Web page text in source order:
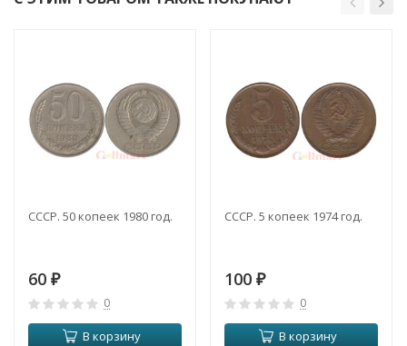
СССР. 50 копеек 1980 год.
60 ₽
0
В корзину
СССР. 5 копеек 1974 год.
100 ₽
0
В корзину